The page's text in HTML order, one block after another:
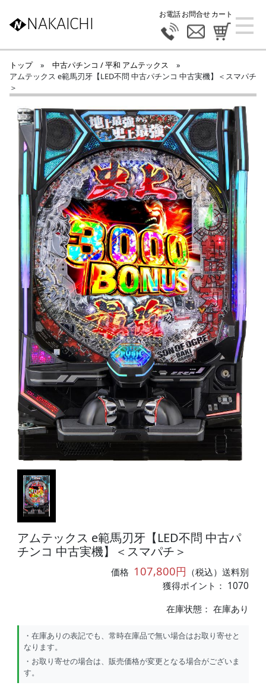
NAKAICHI
お電話お問合せカート
トップ » 中古パチンコ / 平和 アムテックス
»
アムテックス e範馬刃牙【LED不問 中古パチンコ 中古実機】＜スマパチ
＞
アムテックス e範馬刃牙【LED不問 中古パ
チンコ 中古実機】＜スマパチ＞
価格 107,800円 （税込）送料別
獲得ポイント： 1070
在庫状態：在庫あり
・在庫ありの表記でも、常時在庫品で無い場合はお取り寄せと
なります。
・お取り寄せの場合は、販売価格が変更となる場合がございま
す。